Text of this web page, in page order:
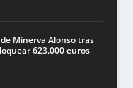
Minerva Alonso tras
623.000 euros